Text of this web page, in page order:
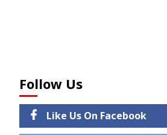
Follow Us
Like Us On Facebook